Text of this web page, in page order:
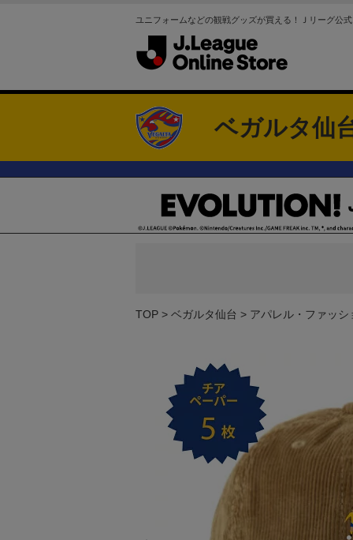
ユニフォームなどの観戦グッズが買える！Ｊリーグ公
ベガルタ仙
TOP ベガルタ仙台 アパレル・ファッシ